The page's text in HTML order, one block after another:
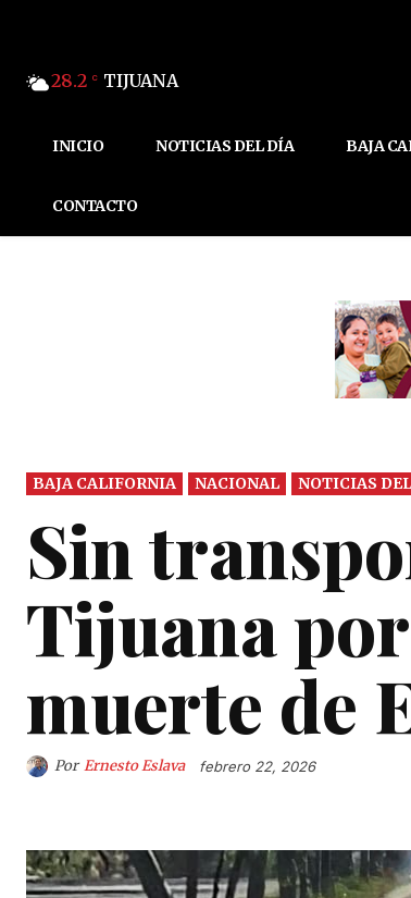
28.2 C TIJUANA
INICIO NOTICIAS DEL DÍA BAJA
CONTACTO
BAJA CALIFORNIA NACIONAL NOTICIAS
Sin
Tijuana
muerte de
Por Ernesto Eslava febrero 22, 2026